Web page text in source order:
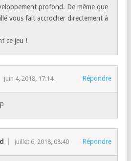
profond. De même que
vous fait accrocher directement à
ce jeu !
juin 4, 2018, 17:14 Répondre
juillet 6, 2018, 08:40 Répondre